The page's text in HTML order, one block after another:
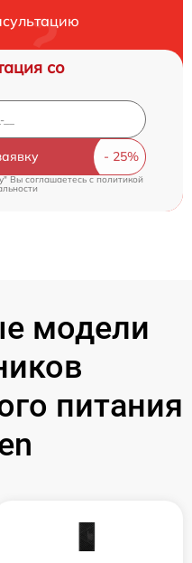
со
Вы соглашаетесь c политикой
модели
питания